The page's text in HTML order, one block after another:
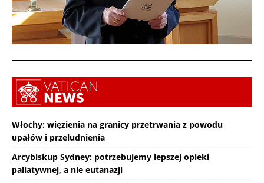
Włochy: więzienia na granicy przetrwania z powodu
upałów i przeludnienia
Arcybiskup Sydney: potrzebujemy lepszej opieki
paliatywnej, a nie eutanazji